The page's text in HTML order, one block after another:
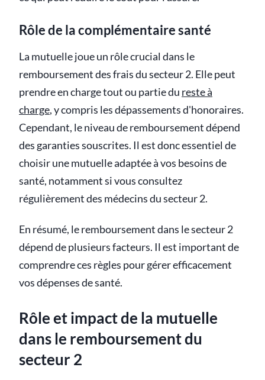
Rôle de la complémentaire santé
La mutuelle joue un rôle crucial dans le
remboursement des frais du secteur 2. Elle peut
prendre en charge tout ou partie du reste à
charge, y compris les dépassements d'honoraires.
Cependant, le niveau de remboursement dépend
des garanties souscrites. Il est donc essentiel de
choisir une mutuelle adaptée à vos besoins de
santé, notamment si vous consultez
régulièrement des médecins du secteur 2.
En résumé, le remboursement dans le secteur 2
dépend de plusieurs facteurs. Il est important de
comprendre ces règles pour gérer efficacement
vos dépenses de santé.
Rôle et impact de la mutuelle
dans le remboursement du
secteur 2